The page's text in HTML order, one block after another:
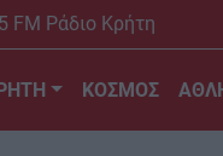
FM Ράδιο Κρήτη
ΚΟΣΜΟΣ